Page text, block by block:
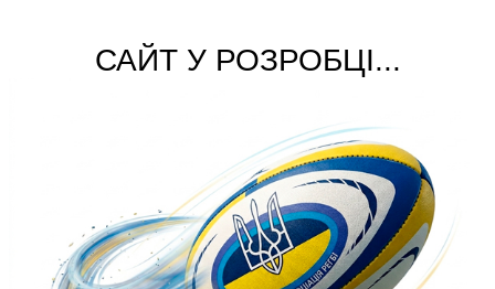
САЙТ У РОЗРОБЦІ...